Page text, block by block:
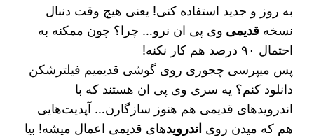
به روز و جدید استفاده کنی! یعنی هیچ وقت دنبال
نسخه قدیمی وی پی ان نرو… چرا؟ چون ممکنه به
احتمال ۹۰ درصد هم کار نکنه!
پس میپرسی چجوری روی گوشی قدیمیم فیلترشکن
دانلود کنم؟ یه سری وی پی ان هستند که با
اندرویدهای قدیمی هم هنوز سازگارن… آپدیت‌هایی
هم که میدن روی اندرویدهای قدیمی اعمال میشه! بیا